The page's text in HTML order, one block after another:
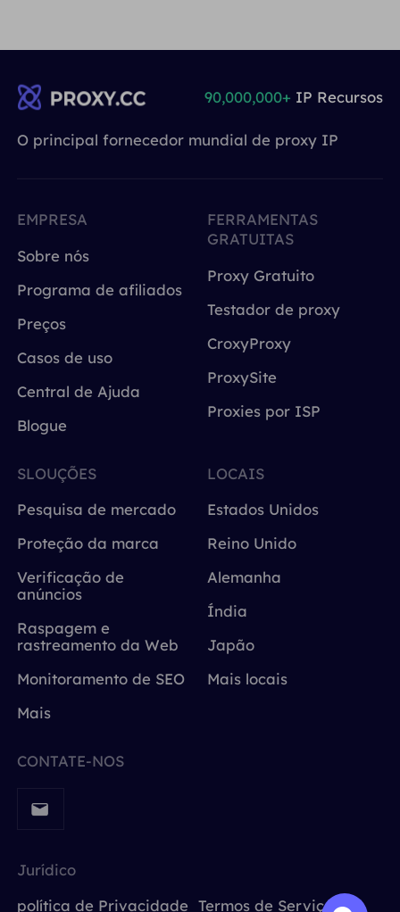
O principal fornecedor mundial de proxy IP
90,000,000+ IP Recursos
EMPRESA
Sobre nós
Programa de afiliados
Preços
Casos de uso
Central de Ajuda
Blogue
FERRAMENTAS
GRATUITAS
Proxy Gratuito
Testador de proxy
CroxyProxy
ProxySite
Proxies por ISP
SLOUÇÕES
Pesquisa de mercado
Proteção da marca
Verificação de
anúncios
Raspagem e
rastreamento da Web
Monitoramento de SEO
Mais
LOCAIS
Estados Unidos
Reino Unido
Alemanha
Índia
Japão
Mais locais
CONTATE-NOS
Jurídico
política de Privacidade Termos de Serviço